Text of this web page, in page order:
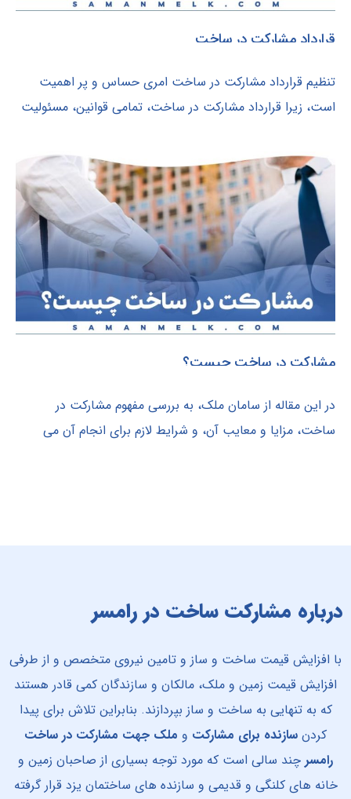
قرارداد مشارکت در ساخت
تنظیم قرارداد مشارکت در ساخت امری حساس و پر اهمیت
است، زیرا قرارداد مشارکت در ساخت، تمامی قوانین، مسئولیت‌
مشارکت در ساخت چیست؟
در این مقاله از سامان ملک، به بررسی مفهوم مشارکت در
ساخت، مزایا و معایب آن، و شرایط لازم برای انجام آن می
درباره مشارکت ساخت در رامسر
با افزایش قیمت ساخت و ساز و تامین نیروی متخصص و از طرفی
افزایش قیمت زمین و ملک، مالکان و سازندگان کمی قادر هستند
که به تنهایی به ساخت و ساز بپردازند. بنابراین تلاش برای پیدا
کردن سازنده برای مشارکت و ملک جهت مشارکت در ساخت
رامسر چند سالی است که مورد توجه بسیاری از صاحبان زمین و
خانه های کلنگی و قدیمی و سازنده های ساختمان یزد قرار گرفته